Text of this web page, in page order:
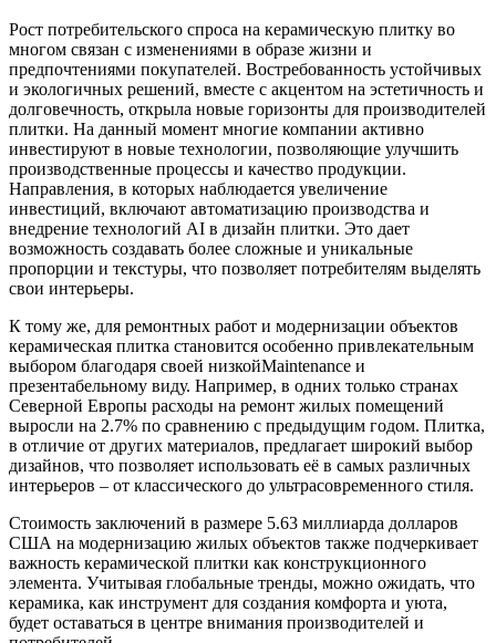
Рост потребительского спроса на керамическую плитку во
многом связан с изменениями в образе жизни и
предпочтениями покупателей. Востребованность устойчивых
и экологичных решений, вместе с акцентом на эстетичность и
долговечность, открыла новые горизонты для производителей
плитки. На данный момент многие компании активно
инвестируют в новые технологии, позволяющие улучшить
производственные процессы и качество продукции.
Направления, в которых наблюдается увеличение
инвестиций, включают автоматизацию производства и
внедрение технологий AI в дизайн плитки. Это дает
возможность создавать более сложные и уникальные
пропорции и текстуры, что позволяет потребителям выделять
свои интерьеры.
К тому же, для ремонтных работ и модернизации объектов
керамическая плитка становится особенно привлекательным
выбором благодаря своей низкойMaintenance и
презентабельному виду. Например, в одних только странах
Северной Европы расходы на ремонт жилых помещений
выросли на 2.7% по сравнению с предыдущим годом. Плитка,
в отличие от других материалов, предлагает широкий выбор
дизайнов, что позволяет использовать её в самых различных
интерьеров – от классического до ультрасовременного стиля.
Стоимость заключений в размере 5.63 миллиарда долларов
США на модернизацию жилых объектов также подчеркивает
важность керамической плитки как конструкционного
элемента. Учитывая глобальные тренды, можно ожидать, что
керамика, как инструмент для создания комфорта и уюта,
будет оставаться в центре внимания производителей и